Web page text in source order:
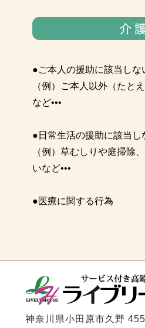
●ご本人の援助に該当しな
（例）ご本人以外（たと
など•••
●日常生活の援助に該当し
（例）草むしりや庭掃除
いなど•••
●医療に関する行為
神奈川県小田原市久野